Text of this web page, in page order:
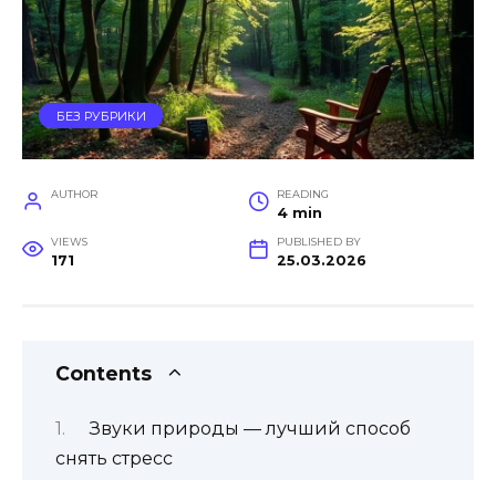
БЕЗ РУБРИКИ
AUTHOR READING
4 min
VIEWS
171
PUBLISHED BY
25.03.2026
Contents
Звуки природы — лучший способ
снять стресс